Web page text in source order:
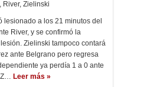
, River, Zielinski
lesionado a los 21 minutos del
River, y se confirmó la
Zielinski tampoco contará
ante Belgrano pero regresa
ya perdía 1 a 0 ante
Z… Leer más »